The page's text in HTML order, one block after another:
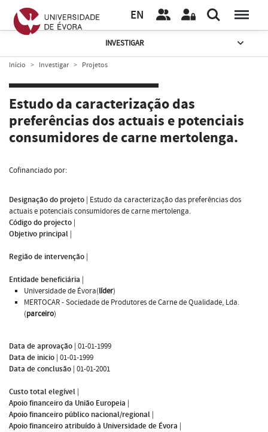
EN
INVESTIGAR
Início Investigar Projetos
Estudo da caracterização das
preferências dos actuais e potenciais
consumidores de carne mertolenga.
Cofinanciado por:
Designação do projeto | Estudo da caracterização das preferências dos
actuais e potenciais consumidores de carne mertolenga.
Código do projecto |
Objetivo principal |
Região de intervenção |
Entidade beneficiária |
Universidade de Évora(líder)
MERTOCAR - Sociedade de Produtores de Carne de Qualidade, Lda.
(parceiro)
Data de aprovação | 01-01-1999
Data de inicio | 01-01-1999
Data de conclusão | 01-01-2001
Custo total elegível |
Apoio financeiro da União Europeia |
Apoio financeiro público nacional/regional |
Apoio financeiro atribuído à Universidade de Évora |